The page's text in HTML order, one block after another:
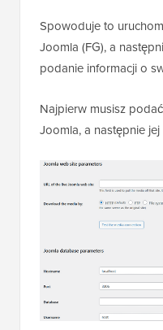
Spowoduje to
Joomla (FG), a
podanie informacji o
Najpierw musisz
Joomla, a następnie